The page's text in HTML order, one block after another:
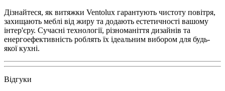
Дізнайтеся, як витяжки Ventolux гарантують чистоту повітря,
захищають меблі від жиру та додають естетичності вашому
інтер'єру. Сучасні технології, різноманіття дизайнів та
енергоефективність роблять їх ідеальним вибором для будь-
якої кухні.
Відгуки